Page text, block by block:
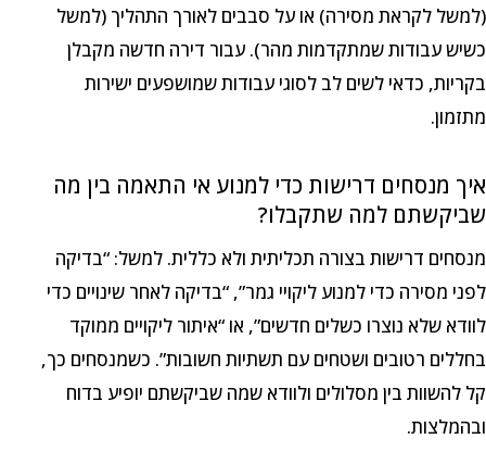
(למשל לקראת מסירה) או על סבבים לאורך התהליך (למשל
כשיש עבודות שמתקדמות מהר). עבור דירה חדשה מקבלן
בקריות, כדאי לשים לב לסוגי עבודות שמושפעים ישירות
מתזמון.
איך מנסחים דרישות כדי למנוע אי התאמה בין מה
שביקשתם למה שתקבלו?
מנסחים דרישות בצורה תכליתית ולא כללית. למשל: “בדיקה
לפני מסירה כדי למנוע ליקויי גמר”, “בדיקה לאחר שינויים כדי
לוודא שלא נוצרו כשלים חדשים”, או “איתור ליקויים ממוקד
בחללים רטובים ושטחים עם תשתיות חשובות”. כשמנסחים כך,
קל להשוות בין מסלולים ולוודא שמה שביקשתם יופיע בדוח
ובהמלצות.